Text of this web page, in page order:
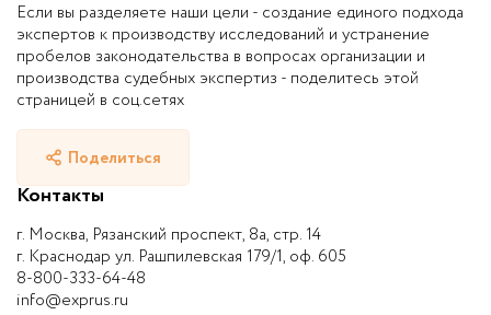
Если вы разделяете наши цели - создание единого подхода
экспертов к производству исследований и устранение
пробелов законодательства в вопросах организации и
производства судебных экспертиз - поделитесь этой
страницей в соц.сетях
Поделиться
Контакты
г. Москва, Рязанский проспект, 8а, стр. 14
г. Краснодар ул. Рашпилевская 179/1, оф. 605
8-800-333-64-48
info@exprus.ru